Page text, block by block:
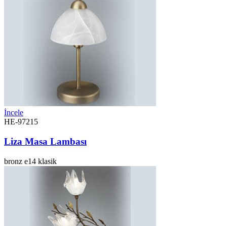
İncele
HE-97215
Liza Masa Lambası
bronz e14 klasik